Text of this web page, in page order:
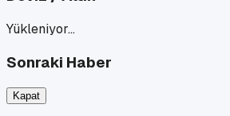
Yükleniyor…
Sonraki Haber
Kapat